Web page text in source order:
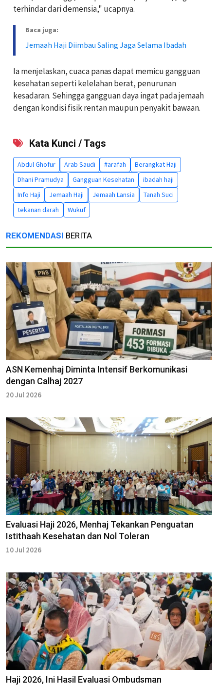
terhindar dari demensia," ucapnya.
Baca juga:
Jemaah Haji Diimbau Saling Jaga Selama Ibadah
Ia menjelaskan, cuaca panas dapat memicu gangguan
kesehatan seperti kelelahan berat, penurunan
kesadaran. Sehingga gangguan daya ingat pada jemaah
dengan kondisi fisik rentan maupun penyakit bawaan.
Kata Kunci / Tags
Abdul Ghofur Arab Saudi #arafah
Berangkat Haji
Dhani Pramudya
Gangguan Kesehatan
ibadah haji
Info Haji
Jemaah Haji Jemaah Lansia
Tanah Suci
tekanan darah
Wukuf
REKOMENDASI BERITA
ASN Kemenhaj Diminta Intensif Berkomunikasi
dengan Calhaj 2027
20 Jul 2026
Evaluasi Haji 2026, Menhaj Tekankan Penguatan
Istithaah Kesehatan dan Nol Toleran
10 Jul 2026
Haji 2026, Ini Hasil Evaluasi Ombudsman